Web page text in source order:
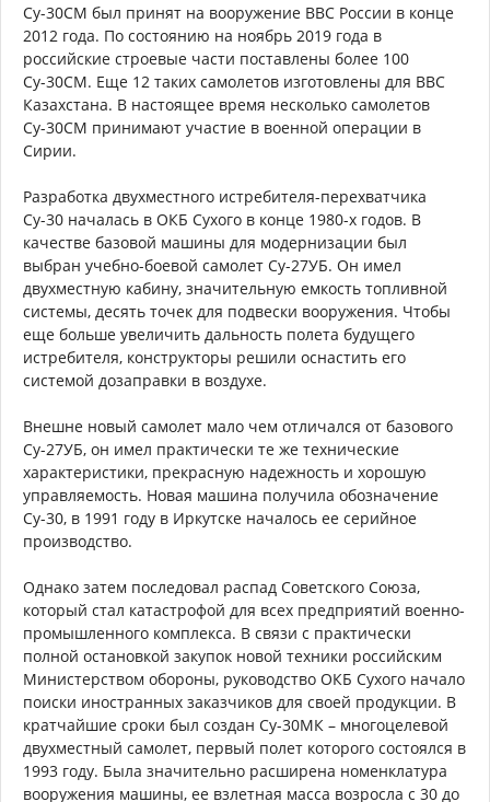
Су-30СМ был принят на вооружение ВВС России в конце
2012 года. По состоянию на ноябрь 2019 года в
российские строевые части поставлены более 100
Су-30СМ. Еще 12 таких самолетов изготовлены для ВВС
Казахстана. В настоящее время несколько самолетов
Су-30СМ принимают участие в военной операции в
Сирии.
Разработка двухместного истребителя-перехватчика
Су-30 началась в ОКБ Сухого в конце 1980-х годов. В
качестве базовой машины для модернизации был
выбран учебно-боевой самолет Су-27УБ. Он имел
двухместную кабину, значительную емкость топливной
системы, десять точек для подвески вооружения. Чтобы
еще больше увеличить дальность полета будущего
истребителя, конструкторы решили оснастить его
системой дозаправки в воздухе.
Внешне новый самолет мало чем отличался от базового
Су-27УБ, он имел практически те же технические
характеристики, прекрасную надежность и хорошую
управляемость. Новая машина получила обозначение
Су-30, в 1991 году в Иркутске началось ее серийное
производство.
Однако затем последовал распад Советского Союза,
который стал катастрофой для всех предприятий военно-
промышленного комплекса. В связи с практически
полной остановкой закупок новой техники российским
Министерством обороны, руководство ОКБ Сухого начало
поиски иностранных заказчиков для своей продукции. В
кратчайшие сроки был создан Су-30МК – многоцелевой
двухместный самолет, первый полет которого состоялся в
1993 году. Была значительно расширена номенклатура
вооружения машины, ее взлетная масса возросла с 30 до